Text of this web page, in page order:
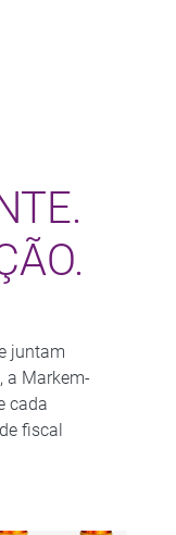
juntam
a Markem-
cada
fiscal